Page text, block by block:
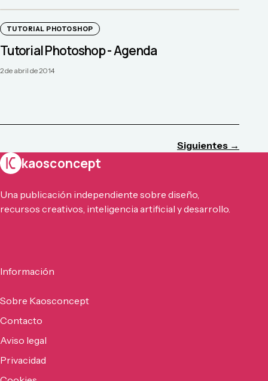
TUTORIAL PHOTOSHOP
Tutorial Photoshop - Agenda
2 de abril de 2014
Siguientes →
kaosconcept
Una publicación independiente sobre diseño,
recursos creativos, inteligencia artificial y desarrollo.
Información
Sobre Kaosconcept
Contacto
Aviso legal
Privacidad